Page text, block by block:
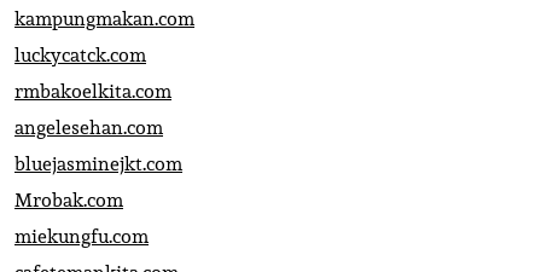
kampungmakan.com
luckycatck.com
rmbakoelkita.com
angelesehan.com
bluejasminejkt.com
Mrobak.com
miekungfu.com